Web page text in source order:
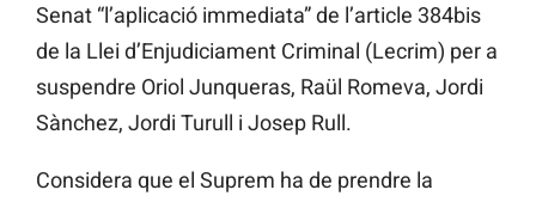
Senat “l’aplicació immediata” de l’article 384bis
de la Llei d’Enjudiciament Criminal (Lecrim) per a
suspendre Oriol Junqueras, Raül Romeva, Jordi
Sànchez, Jordi Turull i Josep Rull.
Considera que el Suprem ha de prendre la